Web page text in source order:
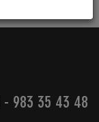
- 983 35 43 48